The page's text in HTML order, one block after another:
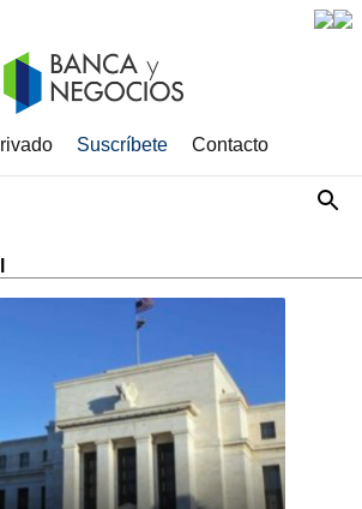
Suscríbete Contacto